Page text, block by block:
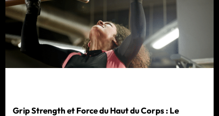
Grip Strength et Force du Haut du Corps : Le